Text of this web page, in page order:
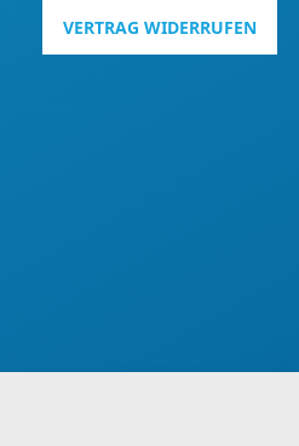
VERTRAG WIDERRUFEN